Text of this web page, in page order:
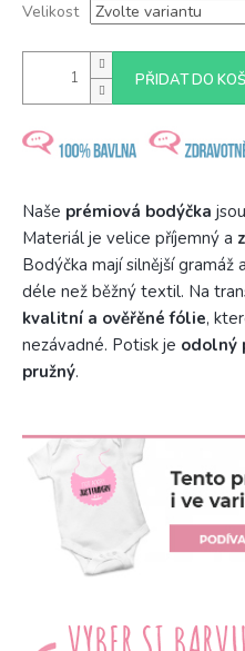
Velikost
PŘIDAT DO
Naše prémiová bodýčka
Materiál je velice příjemný a
Bodýčka mají silnější gramáž
déle než běžný textil. Na
kvalitní a ověřěné fólie,
nezávadné. Potisk je odolný
pružný.